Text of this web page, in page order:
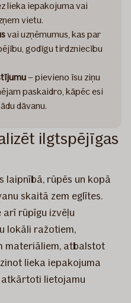
lieka iepakojuma vai
vietu.
vai uzņēmumus, kas par
godīgu tirdzniecību
– pievieno īsu ziņu
paskaidro, kāpēc esi
dāvanu.
ilgtspējīgas
laipnībā, rūpēs un kopā
skaitā zem eglītes.
arī rūpīgu izvēļu
lokāli ražotiem,
materiāliem, atbalstot
lieka iepakojuma
atkārtoti lietojamu